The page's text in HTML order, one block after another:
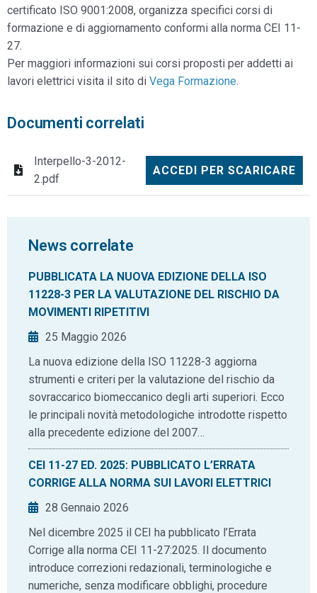
certificato ISO 9001:2008, organizza specifici corsi di
formazione e di aggiornamento conformi alla norma CEI 11-
27.
Per maggiori informazioni sui corsi proposti per addetti ai
lavori elettrici visita il sito di Vega Formazione.
Documenti correlati
Interpello-3-2012-
2.pdf
ACCEDI PER SCARICARE
News correlate
PUBBLICATA LA NUOVA EDIZIONE DELLA ISO
11228-3 PER LA VALUTAZIONE DEL RISCHIO DA
MOVIMENTI RIPETITIVI
25 Maggio 2026
La nuova edizione della ISO 11228-3 aggiorna
strumenti e criteri per la valutazione del rischio da
sovraccarico biomeccanico degli arti superiori. Ecco
le principali novità metodologiche introdotte rispetto
alla precedente edizione del 2007…
CEI 11-27 ED. 2025: PUBBLICATO L’ERRATA
CORRIGE ALLA NORMA SUI LAVORI ELETTRICI
28 Gennaio 2026
Nel dicembre 2025 il CEI ha pubblicato l’Errata
Corrige alla norma CEI 11-27:2025. Il documento
introduce correzioni redazionali, terminologiche e
numeriche, senza modificare obblighi, procedure